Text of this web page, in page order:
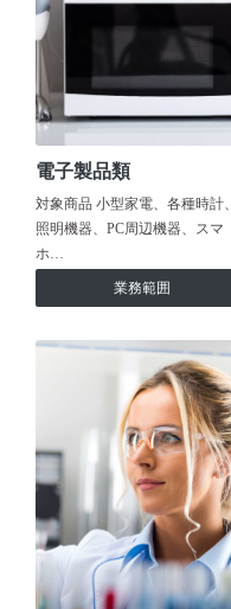
電子製品類
対象商品 小型家電、各種時計、
照明機器、PC周辺機器、スマ
ホ…
業務範囲